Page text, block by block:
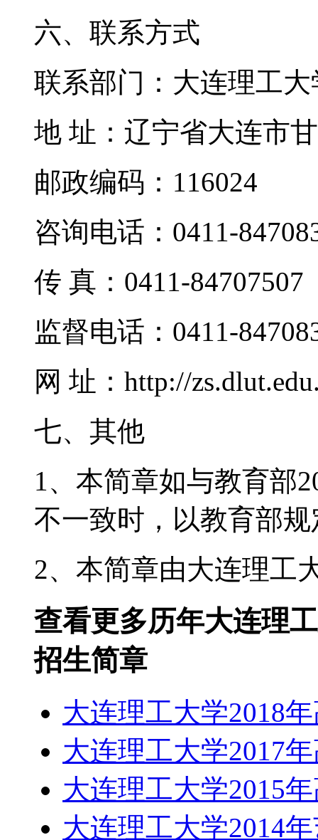
六、联系方式
联系部门：大连理工
地 址：辽宁省大连市
邮政编码：116024
咨询电话：0411-
传 真：0411-84707507
监督电话：0411-
网 址：http://
七、其他
1、本简章如与教育部
不一致时，以教育部
2、本简章由大连理工
查看更多历年大连理
招生简章
大连理工大学2018
大连理工大学2017
大连理工大学2015
大连理工大学2014